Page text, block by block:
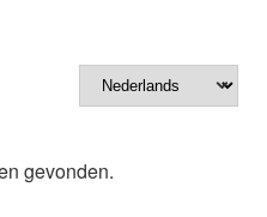
gevonden.